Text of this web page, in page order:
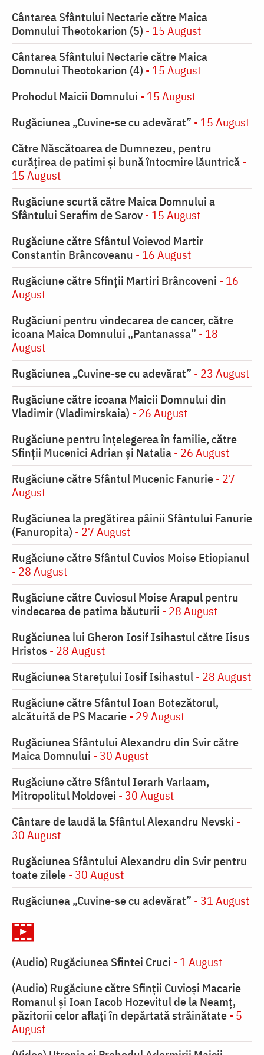
Cântarea Sfântului Nectarie către Maica
Domnului Theotokarion (5) - 15 August
Cântarea Sfântului Nectarie către Maica
Domnului Theotokarion (4) - 15 August
Prohodul Maicii Domnului - 15 August
Rugăciunea „Cuvine-se cu adevărat” - 15 August
Către Născătoarea de Dumnezeu, pentru
curățirea de patimi și bună întocmire lăuntrică-
15 August
Rugăciune scurtă către Maica Domnului a
Sfântului Serafim de Sarov- 15 August
Rugăciune către Sfântul Voievod Martir
Constantin Brâncoveanu - 16 August
Rugăciune către Sfinții Martiri Brâncoveni - 16
August
Rugăciuni pentru vindecarea de cancer, către
icoana Maica Domnului „Pantanassa” - 18
August
Rugăciunea „Cuvine-se cu adevărat” - 23 August
Rugăciune către icoana Maicii Domnului din
Vladimir (Vladimirskaia) - 26 August
Rugăciune pentru înţelegerea în familie, către
Sfinţii Mucenici Adrian şi Natalia- 26 August
Rugăciune către Sfântul Mucenic Fanurie- 27
August
Rugăciunea la pregătirea pâinii Sfântului Fanurie
(Fanuropita) - 27 August
Rugăciune către Sfântul Cuvios Moise Etiopianul
- 28 August
Rugăciune către Cuviosul Moise Arapul pentru
vindecarea de patima băuturii - 28 August
Rugăciunea lui Gheron Iosif Isihastul către Iisus
Hristos - 28 August
Rugăciunea Starețului Iosif Isihastul- 28 August
Rugăciune către Sfântul Ioan Botezătorul,
alcătuită de PS Macarie- 29 August
Rugăciunea Sfântului Alexandru din Svir către
Maica Domnului - 30 August
Rugăciune către Sfântul Ierarh Varlaam,
Mitropolitul Moldovei - 30 August
Cântare de laudă la Sfântul Alexandru Nevski -
30 August
Rugăciunea Sfântului Alexandru din Svir pentru
toate zilele- 30 August
Rugăciunea „Cuvine-se cu adevărat” - 31 August
(Audio) Rugăciunea Sfintei Cruci - 1 August
(Audio) Rugăciune către Sfinții Cuvioși Macarie
Romanul și Ioan Iacob Hozevitul de la Neamț,
păzitorii celor aflați în depărtată străinătate- 5
August